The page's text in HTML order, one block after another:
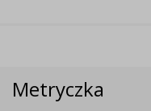
Metryczka